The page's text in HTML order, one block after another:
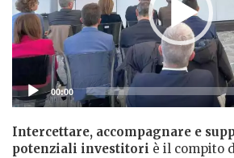
00:00
Intercettare, accompagnare e
potenziali investitori è il compito